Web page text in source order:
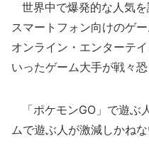
世界中で爆発的な人気を
スマートフォン向けのゲ
オンライン・エンターテ
いったゲーム大手が戦々恐
「ポケモンGO」で遊ぶ
ムで遊ぶ人が激減しかね